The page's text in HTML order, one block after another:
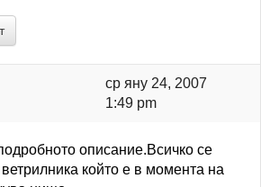
ср яну 24, 2007
1:49 pm
описание.Всичко се
който е в момента на